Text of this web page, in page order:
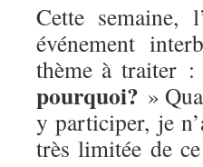
Cette semaine,
événement
thème à traiter :
pourquoi? »
y participer, je
très limitée de